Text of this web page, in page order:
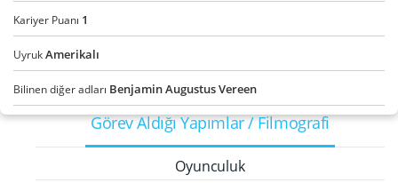
Kariyer Puanı 1
UyrukAmerikalı
Bilinen diğer adları Benjamin Augustus Vereen
Görev Aldığı Yapımlar / Filmografi
Oyunculuk